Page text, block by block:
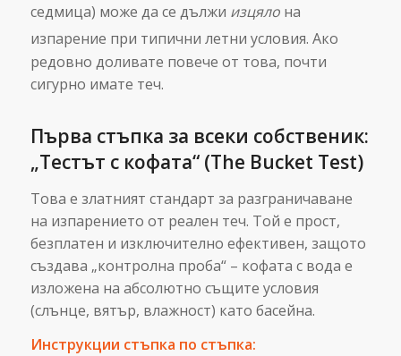
седмица) може да се дължи изцялона
изпарение при типични летни условия. Ако
редовно доливате повече от това, почти
сигурно имате теч.
Първа стъпка за всеки собственик:
„Тестът с кофата“ (The Bucket Test)
Това е златният стандарт за разграничаване
на изпарението от реален теч. Той е прост,
безплатен и изключително ефективен, защото
създава „контролна проба“ – кофата с вода е
изложена на абсолютно същите условия
(слънце, вятър, влажност) като басейна.
Инструкции стъпка по стъпка: